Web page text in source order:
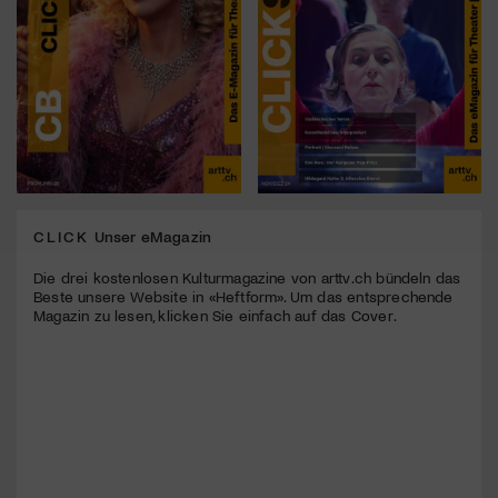
CLICK Unser eMagazin
Die drei kostenlosen Kulturmagazine von arttv.ch bündeln das
Beste unsere Website in «Heftform». Um das entsprechende
Magazin zu lesen, klicken Sie einfach auf das Cover.